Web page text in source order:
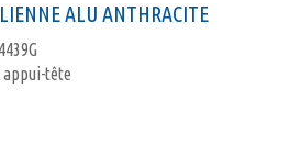
ALU ANTHRACITE
4439G
appui-tête